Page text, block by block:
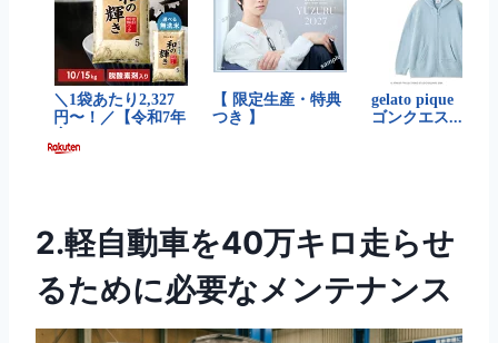
2.軽自動車を40万キロ走らせ
るために必要なメンテナンス